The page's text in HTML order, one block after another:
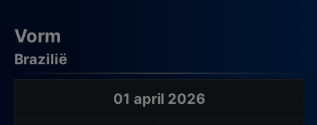
Vorm
Brazilië
01 april 2026